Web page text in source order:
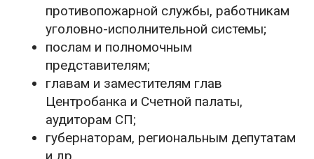
противопожарной службы, работникам
уголовно-исполнительной системы;
послам и полномочным
представителям;
главам и заместителям глав
Центробанка и Счетной палаты,
аудиторам СП;
губернаторам, региональным депутатам